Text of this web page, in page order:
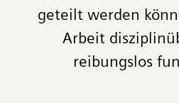
geteilt werden
Arbeit
reibungslos